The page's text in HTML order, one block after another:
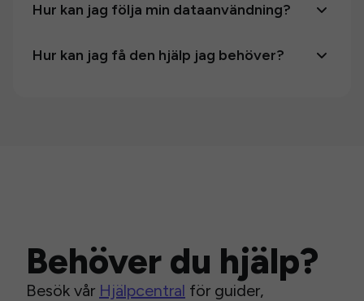
Hur kan jag följa min dataanvändning?
Hur kan jag få den hjälp jag behöver?
Behöver du hjälp?
Besök vår Hjälpcentral för guider,